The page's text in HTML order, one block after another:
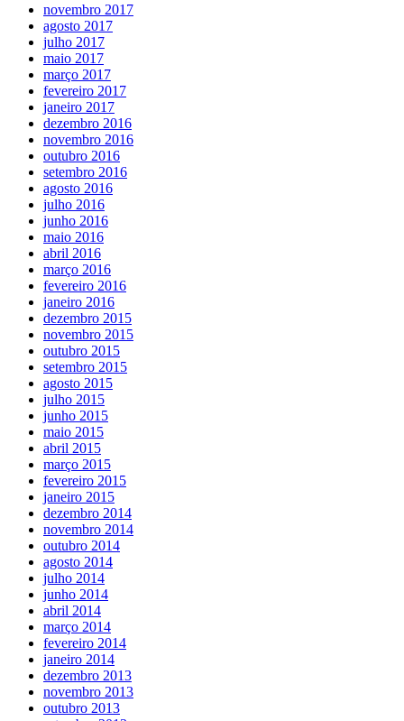
novembro 2017
agosto 2017
julho 2017
maio 2017
março 2017
fevereiro 2017
janeiro 2017
dezembro 2016
novembro 2016
outubro 2016
setembro 2016
agosto 2016
julho 2016
junho 2016
maio 2016
abril 2016
março 2016
fevereiro 2016
janeiro 2016
dezembro 2015
novembro 2015
outubro 2015
setembro 2015
agosto 2015
julho 2015
junho 2015
maio 2015
abril 2015
março 2015
fevereiro 2015
janeiro 2015
dezembro 2014
novembro 2014
outubro 2014
agosto 2014
julho 2014
junho 2014
abril 2014
março 2014
fevereiro 2014
janeiro 2014
dezembro 2013
novembro 2013
outubro 2013